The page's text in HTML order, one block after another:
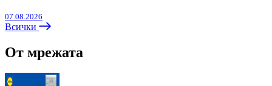
07.08.2026
Всички
От мрежата